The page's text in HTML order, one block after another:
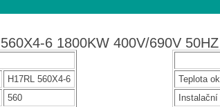
6 1800KW 400V/690V 50HZ
H17RL 560X4-6
560
Teplota